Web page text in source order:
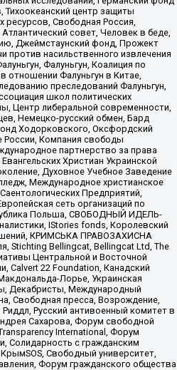
центр защиты
Свободная Россия,
совет, Человек в беде,
Джеймстаунский фонд, Прожект
против насильственного извлечения
Фалуньгун, Коалиция по
отношении Фалуньгун в Китае,
преследований Фалуньгун,
школ политических
Центр либеральной современности,
Немецко-русский обмен, Бард
Ходорковского, Оксфордский
Компания свободы
партнерство за права
Христиан Украинской
Духовное Учебное Заведение
Международное христианское
Предприятий,
сеть организаций по
Польша, СВОБОДНЫЙ ИДЕЛЬ-
IStories fonds, Королевский
КРИМСЬКА ПРАВОЗАХИСНА
Stichting Bellingcat, Bellingcat Ltd, The
Центральной и Восточной
22 Foundation, Канадский
Лорье, Украинская
Декабристы, Международный
Свободная пресса, Возрождение,
Русский антивоенный комитет в
Сахарова, Форум свободной
International, Форум
Солидарность с гражданским
Свободный университет,
Форум гражданского общества